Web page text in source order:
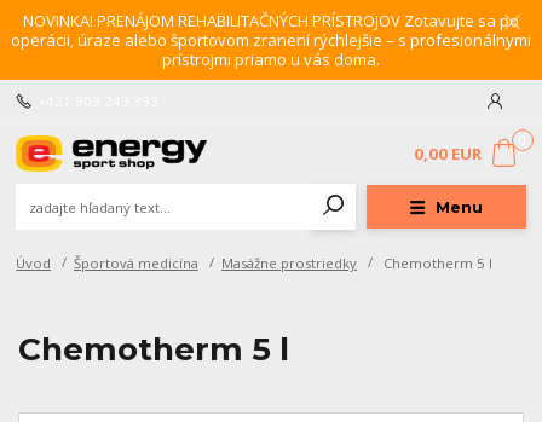
NOVINKA! PRENÁJOM REHABILITAČNÝCH PRÍSTROJOV Zotavujte sa po
operácii, úraze alebo športovom zranení rýchlejšie – s profesionálnymi
prístrojmi priamo u vás doma.
Menu
0,00 EUR
Úvod Športová medicína Masážne prostriedky Chemotherm 5 l
Chemotherm 5 l